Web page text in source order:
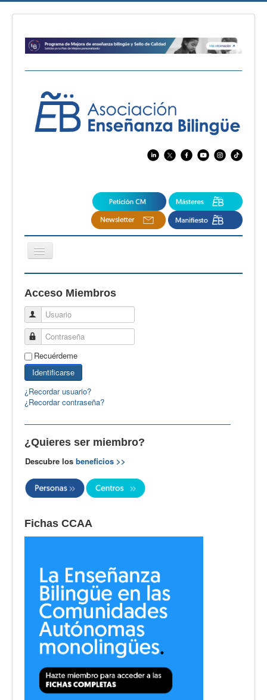
Cambiar
navegación
CertAcleB
Profesores Visitantes
Calidad
Artículos
Recursos
Observatorio EB
CIEB
Contacto
Acceso Miembros
Usuario
Contraseña
Recuérdeme
Identificarse
¿Recordar usuario?
¿Recordar contraseña?
¿Quieres ser miembro?
Descubre los beneficios >>
Fichas CCAA